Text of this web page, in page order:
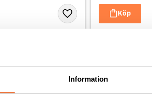
Information